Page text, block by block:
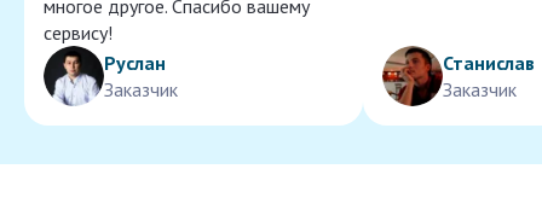
многое другое. Спасибо вашему
сервису!
Руслан
Заказчик
Станислав
Заказчик